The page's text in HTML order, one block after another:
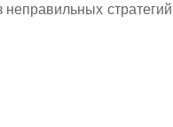
стратегий